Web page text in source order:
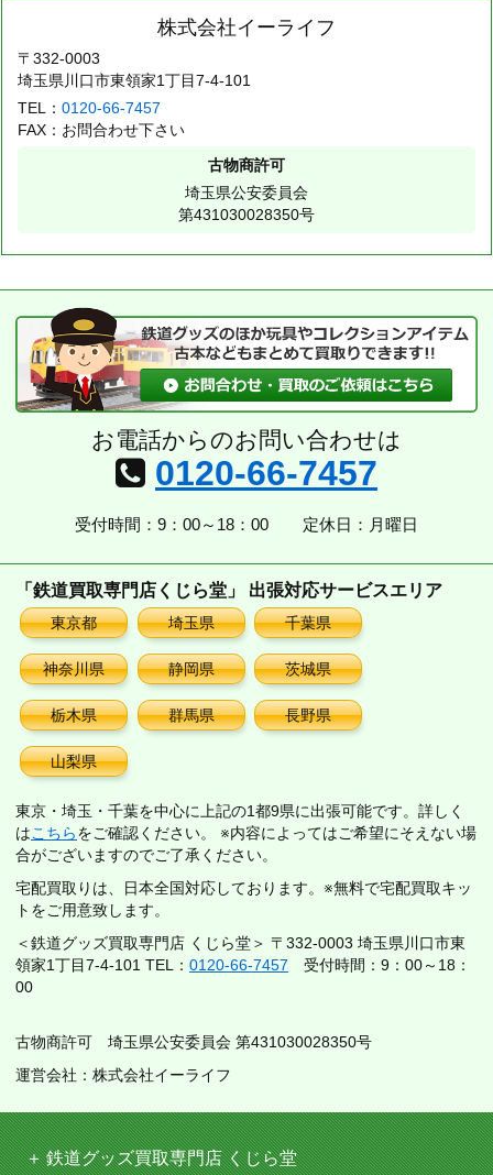
株式会社イーライフ
〒332-0003
埼玉県川口市東領家1丁目7-4-101
TEL：0120-66-7457
FAX：お問合わせ下さい
古物商許可
埼玉県公安委員会
第431030028350号
お電話からのお問い合わせは
0120-66-7457
受付時間：9：00～18：00 定休日：月曜日
「鉄道買取専門店くじら堂」 出張対応サービスエリア
東京都 埼玉県 千葉県
神奈川県 静岡県 茨城県
栃木県 群馬県 長野県
山梨県
東京・埼玉・千葉を中心に上記の1都9県に出張可能です。詳しく
はこちらをご確認ください。 ※内容によってはご希望にそえない場
合がございますのでご了承ください。
宅配買取りは、日本全国対応しております。※無料で宅配買取キッ
トをご用意致します。
＜鉄道グッズ買取専門店 くじら堂＞ 〒332-0003 埼玉県川口市東
領家1丁目7-4-101 TEL： 0120-66-7457 受付時間：9：00～18：
00
古物商許可 埼玉県公安委員会 第431030028350号
運営会社：株式会社イーライフ
鉄道グッズ買取専門店 くじら堂